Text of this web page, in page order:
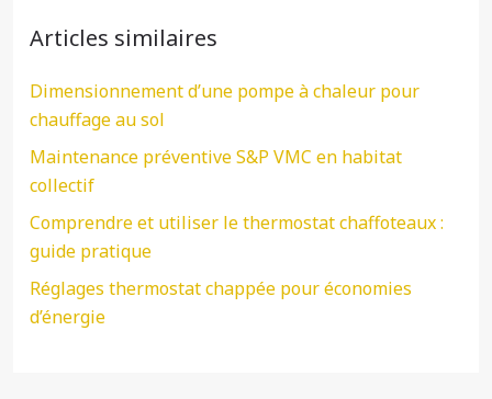
Articles similaires
Dimensionnement d’une pompe à chaleur pour
chauffage au sol
Maintenance préventive S&P VMC en habitat
collectif
Comprendre et utiliser le thermostat chaffoteaux :
guide pratique
Réglages thermostat chappée pour économies
d’énergie